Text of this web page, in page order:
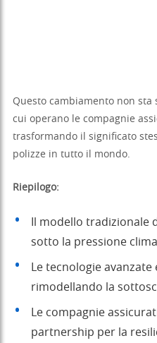
Questo cambiamento non
cui operano le compagnie
trasformando il significato
polizze in tutto il mondo.
Riepilogo:
Il modello tradizionale
sotto la pressione
Le tecnologie
rimodellando la
Le compagnie
partnership per la